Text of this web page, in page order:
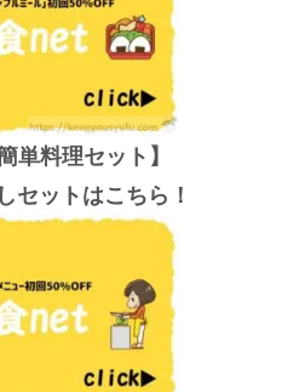
単料理セット】
セットはこちら！